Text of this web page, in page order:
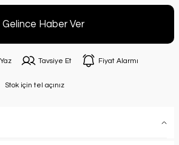
Gelince Haber Ver
Tavsiye Et Fiyat Alarmı
Stok için tel açınız